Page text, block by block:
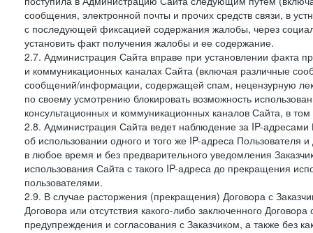
сообщения, электронной почты и прочих средств связи, в
с последующей фиксацией содержания жалобы, через
установить факт получения жалобы и ее содержание.
2.7. Администрация Сайта вправе при установлении факта
и коммуникационных каналах Сайта (включая различные
сообщений/информации, содержащей спам, нецензурную
по своему усмотрению блокировать возможность
консультационных и коммуникационных каналов Сайта, в
2.8. Администрация Сайта ведет наблюдение за IP-
об использовании одного и того же IP-адреса Пользователя
в любое время и без предварительного уведомления
использования Сайта с такого IP-адреса до прекращения
пользователями.
2.9. В случае расторжения (прекращения) Договора с
Договора или отсутствия какого-либо заключенного
предупреждения и согласования с Заказчиком, а также без